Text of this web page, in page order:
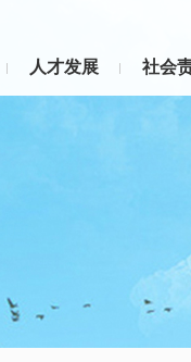
人才发展 社会